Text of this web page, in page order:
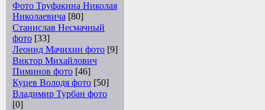
Фото Труфакина Николая
Николаевича [80]
Станислав Несмачный
фото [33]
Леонид Мачихин фото [9]
Виктор Михайлович
Пиминов фото [46]
Куцев Володя фото [50]
Владимир Турбан фото
[0]